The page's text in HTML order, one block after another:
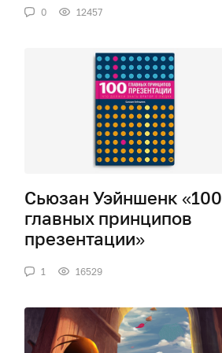
0 12457
Сьюзан Уэйншенк «100
главных принципов
презентации»
1 16529